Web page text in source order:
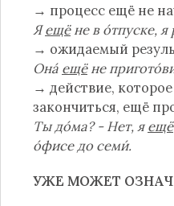
→ процесс ещё не
Яещёне в о́тпуске, я
→ ожидаемый
Она́ ещёне
→ действие,
закончиться, ещё
Ты до́ма? - Нет, яещё
о́фисе до семи́.
УЖЕ МОЖЕТ